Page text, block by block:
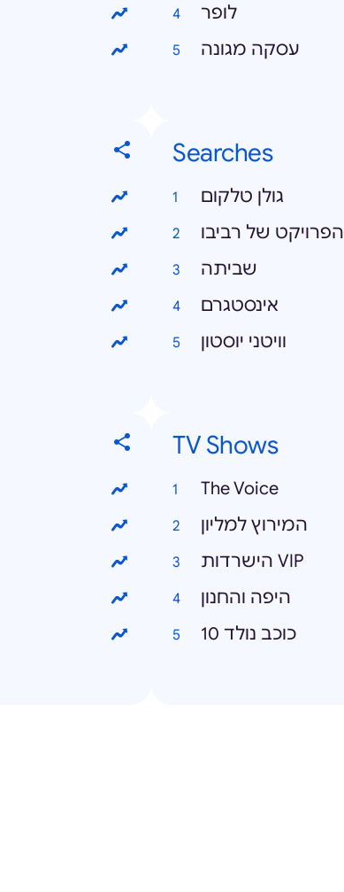
לופר
עסקה מגונה
Searches
גולן טלקום
הפרויקט של רביבו
שביתה
אינסטגרם
וויטני יוסטון
TV Shows
The Voice
המירוץ למליון
הישרדות VIP
היפה והחנון
כוכב נולד 10